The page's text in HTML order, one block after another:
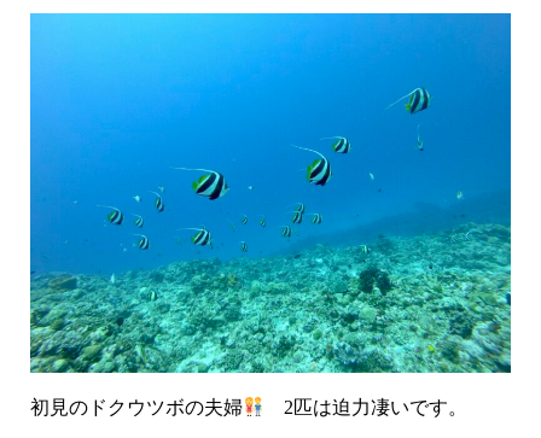
初見のドクウツボの夫婦 2匹は迫力凄いです。